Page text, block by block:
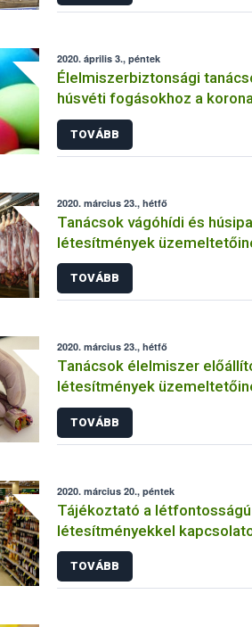
2020. április 3., péntek
Élelmiszerbiztonsági
húsvéti fogásokhoz a
járvány idején
TOVÁBB
2020. március 23., hétfő
Tanácsok vágóhídi és
létesítmények
koronavírus járvány idején
TOVÁBB
2020. március 23., hétfő
Tanácsok élelmiszer előállító
létesítmények
koronavírus járvány idején
TOVÁBB
2020. március 20., péntek
Tájékoztató a létfontosságú
létesítményekkel
legfontosabb tudnivalókról
TOVÁBB